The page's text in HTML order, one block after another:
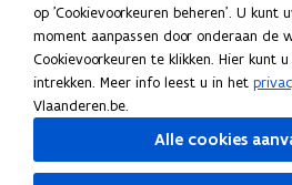
Tips voor duidelijke taal
Bekijk ook
Spellingtests
Boek- en webwijzer
op 'Cookievoorkeuren beheren'. U kunt
moment aanpassen door onderaan de
Cookievoorkeuren te klikken. Hier kunt
intrekken. Meer info leest u in het
Vlaanderen.be.
Alle cookies